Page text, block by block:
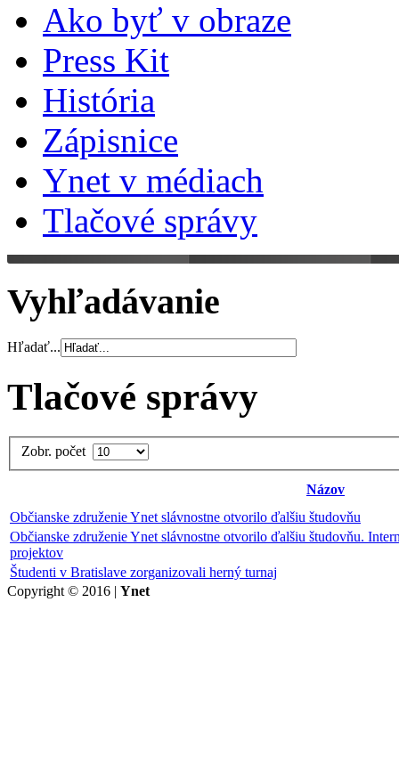
Ako byť v obraze
Press Kit
História
Zápisnice
Ynet v médiach
Tlačové správy
Vyhľadávanie
Hľadať...
Tlačové správy
Zobr. počet
Názov
Občianske združenie Ynet slávnostne otvorilo ďalšiu študovňu
Občianske združenie Ynet slávnostne otvorilo ďalšiu študovňu.
projektov
Študenti v Bratislave zorganizovali herný turnaj
Copyright © 2016 | Ynet